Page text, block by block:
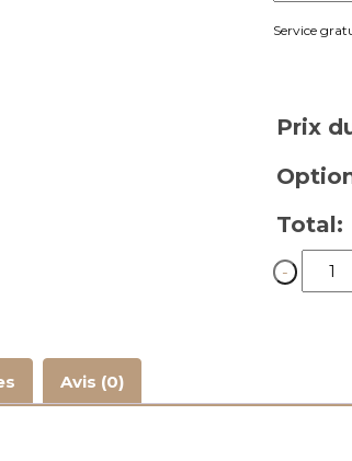
Service
Prix
Total:
Quantity
Avis (0)